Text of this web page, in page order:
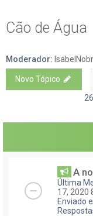
Cão de Água
Moderador:
Novo Tópico
A
Última
17, 2020
Enviado